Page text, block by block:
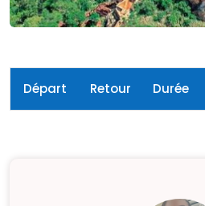
Départ Retour Durée